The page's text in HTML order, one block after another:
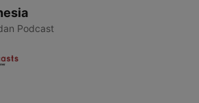
Podcast